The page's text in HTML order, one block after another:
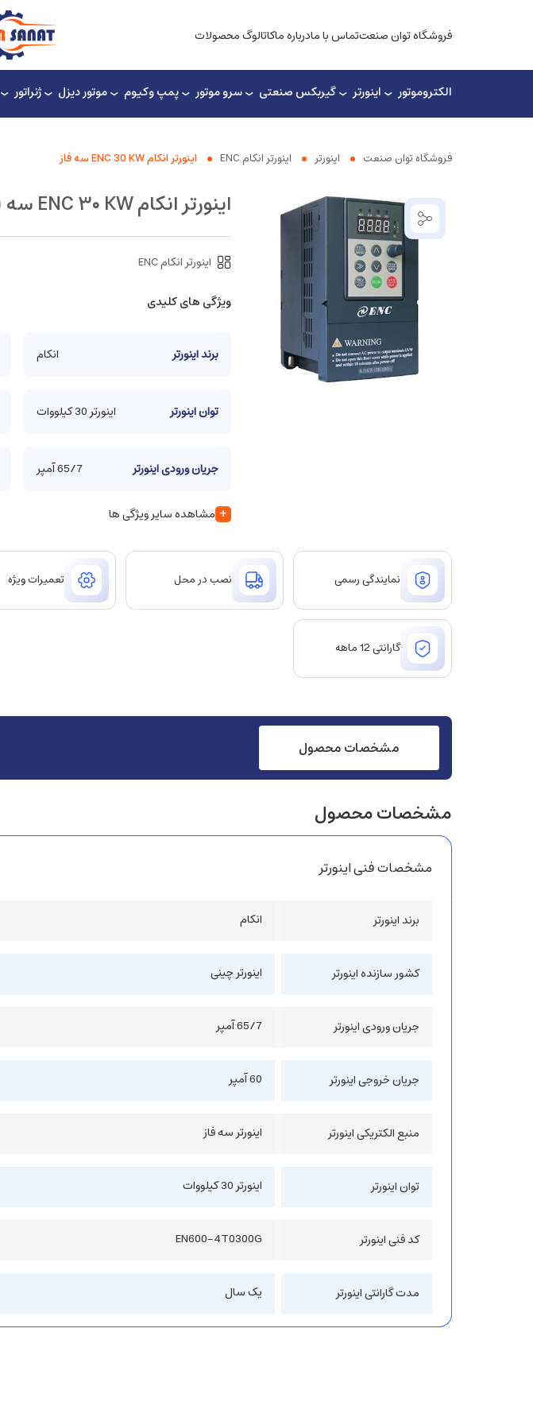
فروشگاه توان صنعتتماس با مادرباره ماکاتالوگ محصولات
الکتروموتور اینورتر گیربکس صنعتی سرو موتور پمپ وکیوم موتور دیزل ژنراتور
فروشگاه توان صنعت اینورتر اینورتر انکام ENC اینورتر انکام ENC 30 KW سه فاز
اینورتر انکام ENC ۳۰ KW سه فاز
اینورتر انکام ENC
ویژگی های کلیدی
برند اینورتر انکام
توان اینورتر اینورتر 30 کیلووات
جریان ورودی اینورتر 65/7 آمپر
+ مشاهده سایر ویژگی ها
نمایندگی رسمی نصب در محل تعمیرات ویژه
گارانتی 12 ماهه
مشخصات محصول
مشخصات محصول
مشخصات فنی اینورتر
برند اینورتر انکام
کشور سازنده اینورتر اینورتر چینی
جریان ورودی اینورتر 65/7 آمپر
جریان خروجی اینورتر 60 آمپر
منبع الکتریکی اینورتر اینورتر سه فاز
توان اینورتر اینورتر 30 کیلووات
کد فنی اینورتر EN600-4T0300G
مدت گارانتی اینورتر یک سال